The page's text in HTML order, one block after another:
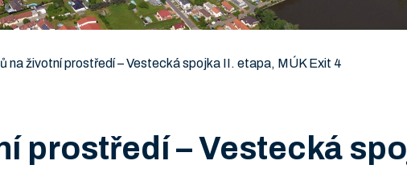
na životní prostředí – Vestecká spojka II. etapa, MÚK Exit 4
prostředí – Vestecká